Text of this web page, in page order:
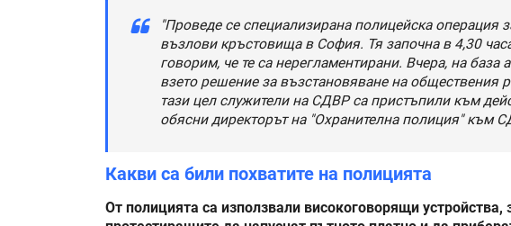
"Проведе се специализирана полицейска операция
възлови кръстовища в София. Тя започна в 4,30
говорим, че те са нерегламентирани. Вчера, на
взето решение за възстановяване на обществения
тази цел служители на СДВР са пристъпили към
обясни директорът на "Охранителна полиция" към
Какви са били похватите на полицията
От полицията са използвали високоговорящи устройства,